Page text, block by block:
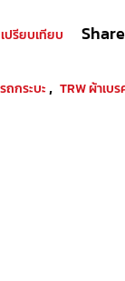
เปรียบเทียบ Share
ถกระบะ, TRW ผ้าเบร